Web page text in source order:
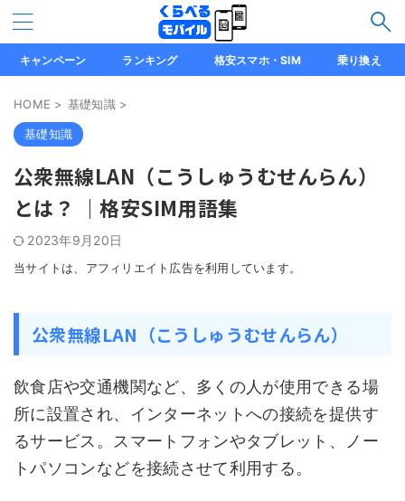
キャンペーン ランキング 格安スマホ・SIM 乗り換え
HOME > 基礎知識 >
基礎知識
公衆無線LAN（こうしゅうむせんらん）
とは？ ｜格安SIM用語集
2023年9月20日
当サイトは、アフィリエイト広告を利用しています。
公衆無線LAN（こうしゅうむせんらん）
飲食店や交通機関など、多くの人が使用できる場
所に設置され、インターネットへの接続を提供す
るサービス。スマートフォンやタブレット、ノー
トパソコンなどを接続させて利用する。